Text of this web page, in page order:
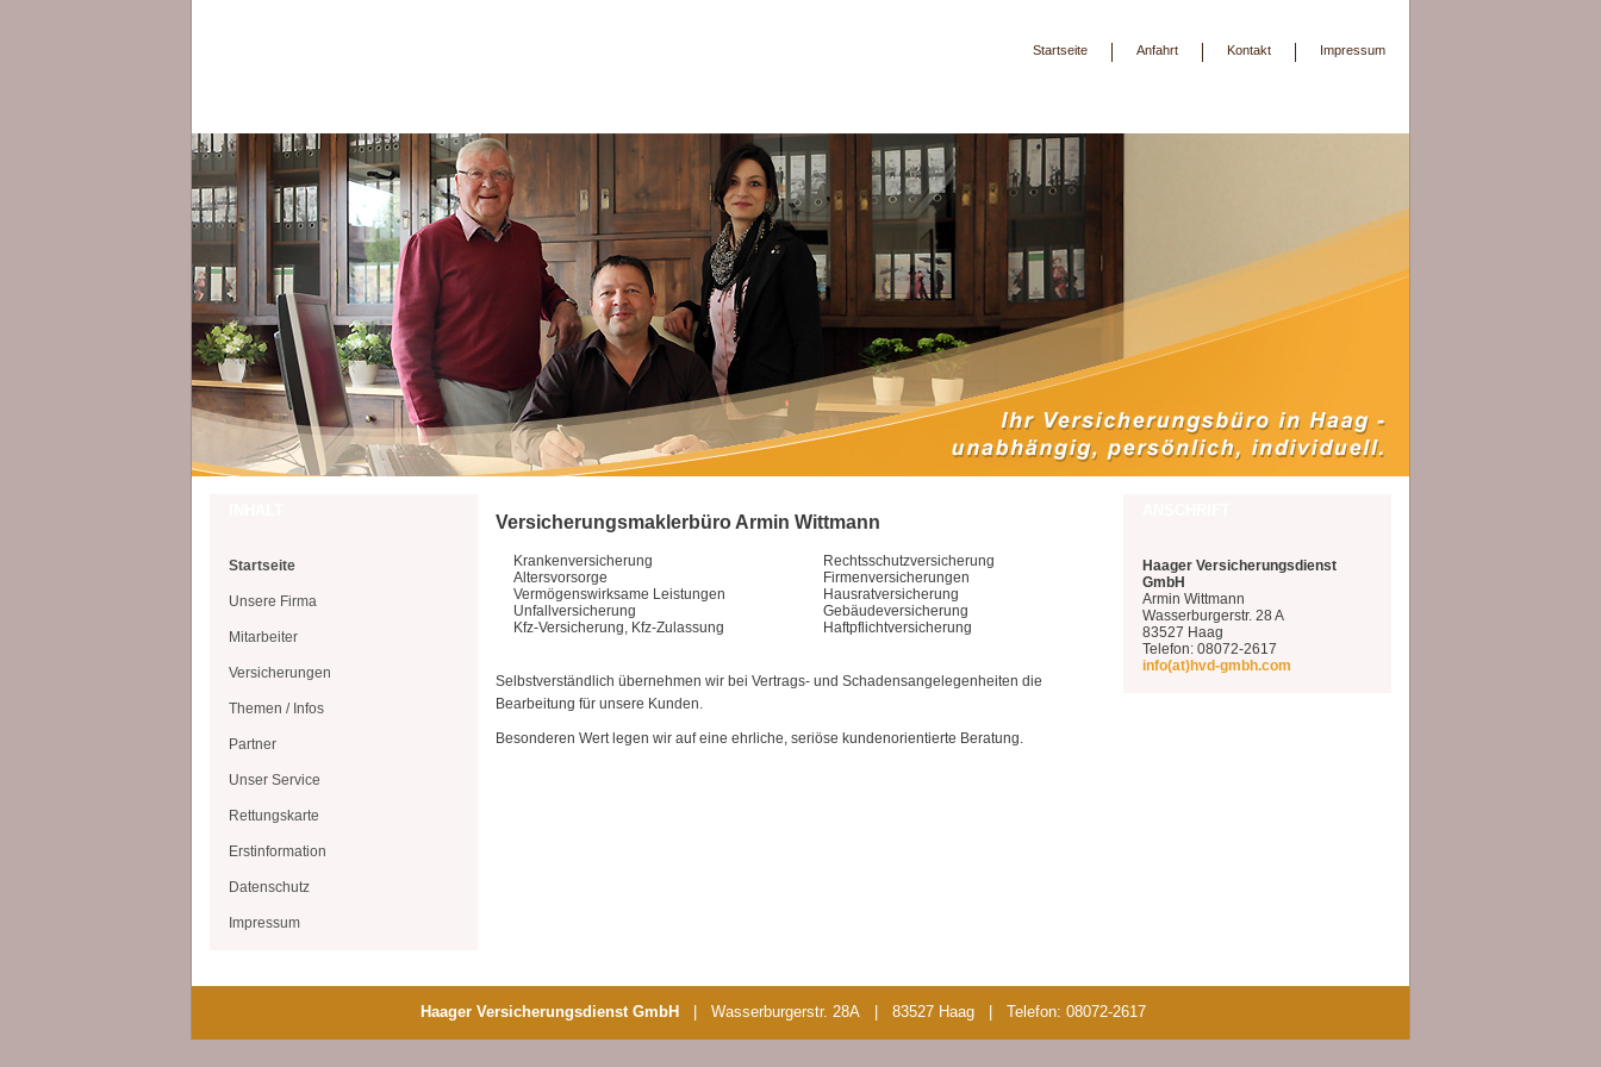
Startseite Anfahrt Kontakt Impressum
Startseite
Unsere Firma
Mitarbeiter
Versicherungen
Themen / Infos
Partner
Unser Service
Rettungskarte
Erstinformation
Datenschutz
Impressum
Versicherungsmaklerbüro Armin Wittmann
Krankenversicherung
Altersvorsorge
Vermögenswirksame Leistungen
Unfallversicherung
Kfz-Versicherung, Kfz-Zulassung
Rechtsschutzversicherung
Firmenversicherungen
Hausratversicherung
Gebäudeversicherung
Haftpflichtversicherung
Selbstverständlich übernehmen wir bei Vertrags- und Schadensangelegenheiten die
Bearbeitung für unsere Kunden.
Besonderen Wert legen wir auf eine ehrliche, seriöse kundenorientierte Beratung.
Haager Versicherungsdienst
GmbH
Armin Wittmann
Wasserburgerstr. 28 A
83527 Haag
Telefon: 08072-2617
info(at)hvd-gmbh.com
Haager Versicherungsdienst GmbH | Wasserburgerstr. 28A | 83527 Haag | Telefon: 08072-2617